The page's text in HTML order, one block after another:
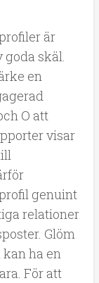
är
skäl.
en
O att
visar
genuint
relationer
Glöm
ha en
För att